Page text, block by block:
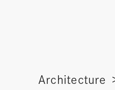
Architecture